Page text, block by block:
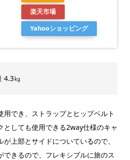
楽天市場
Yahooショッピング
㎏
用でき、ストラップとヒップベルト
としても使用できる2way仕様のキャ
上部とサイドについているので、
できるので、フレキシブルに旅のス